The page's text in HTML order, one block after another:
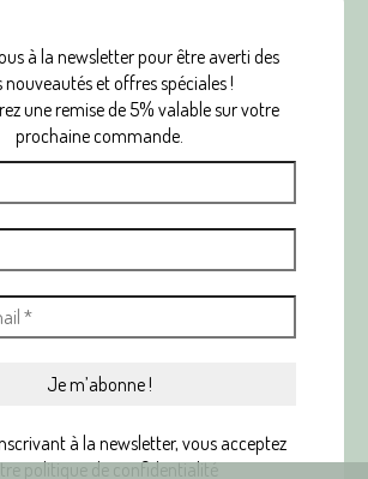
à la newsletter pour être averti des
nouveautés et offres spéciales !
une remise de 5% valable sur votre
prochaine commande.
à la newsletter, vous acceptez
politique de confidentialité